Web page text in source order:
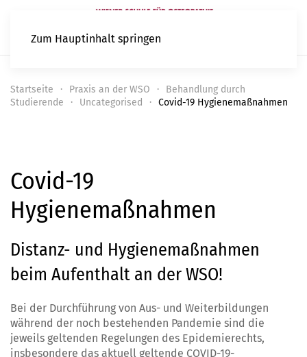
Zum Hauptinhalt springen
Startseite Praxis an der WSO
Behandlung durch
Studierende
Uncategorised Covid-19 Hygienemaßnahmen
Covid-19
Hygienemaßnahmen
Distanz- und Hygienemaßnahmen
beim Aufenthalt an der WSO!
Bei der Durchführung von Aus- und Weiterbildungen
während der noch bestehenden Pandemie sind die
jeweils geltenden Regelungen des Epidemierechts,
insbesondere das aktuell geltende COVID-19-